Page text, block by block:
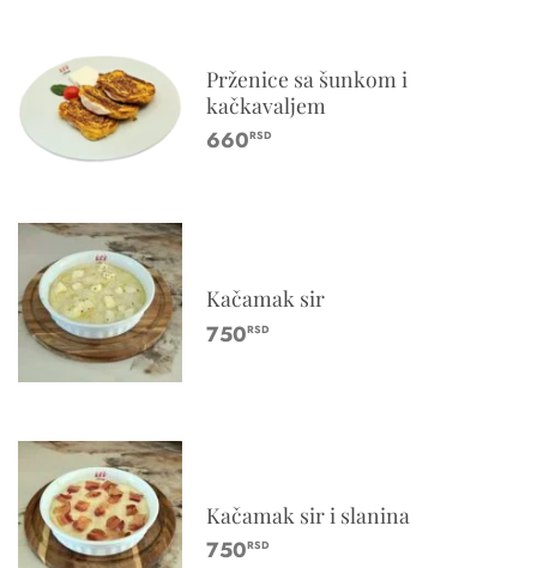
Prženice sa šunkom i
kačkavaljem
660RSD
Kačamak sir
750RSD
Kačamak sir i slanina
750RSD